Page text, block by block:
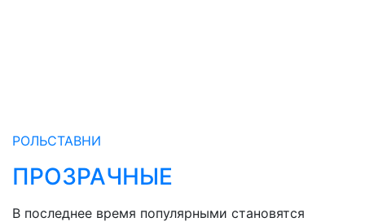
РОЛЬСТАВНИ
ПРОЗРАЧНЫЕ
В последнее время популярными становятся